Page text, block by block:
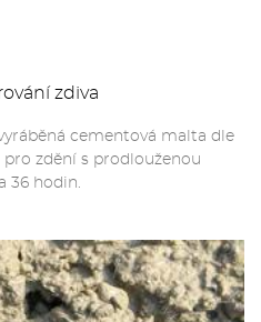
zdiva
cementová malta dle
pro zdění s prodlouženou
36 hodin.